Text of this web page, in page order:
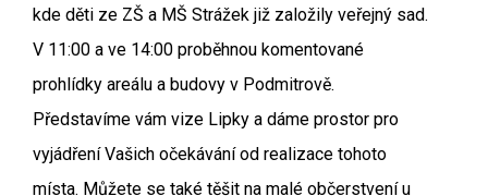
kde děti ze ZŠ a MŠ Strážek již založily veřejný sad.
V 11:00 a ve 14:00 proběhnou komentované
prohlídky areálu a budovy v Podmitrově.
Představíme vám vize Lipky a dáme prostor pro
vyjádření Vašich očekávání od realizace tohoto
místa. Můžete se také těšit na malé občerstvení u